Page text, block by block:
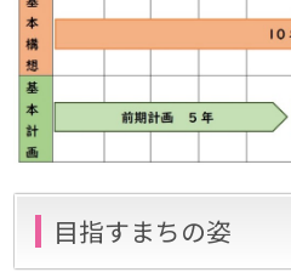
目指すまちの姿